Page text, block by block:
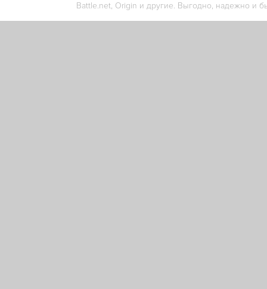
Battle.net, Origin и другие. Выгодно, надежно и